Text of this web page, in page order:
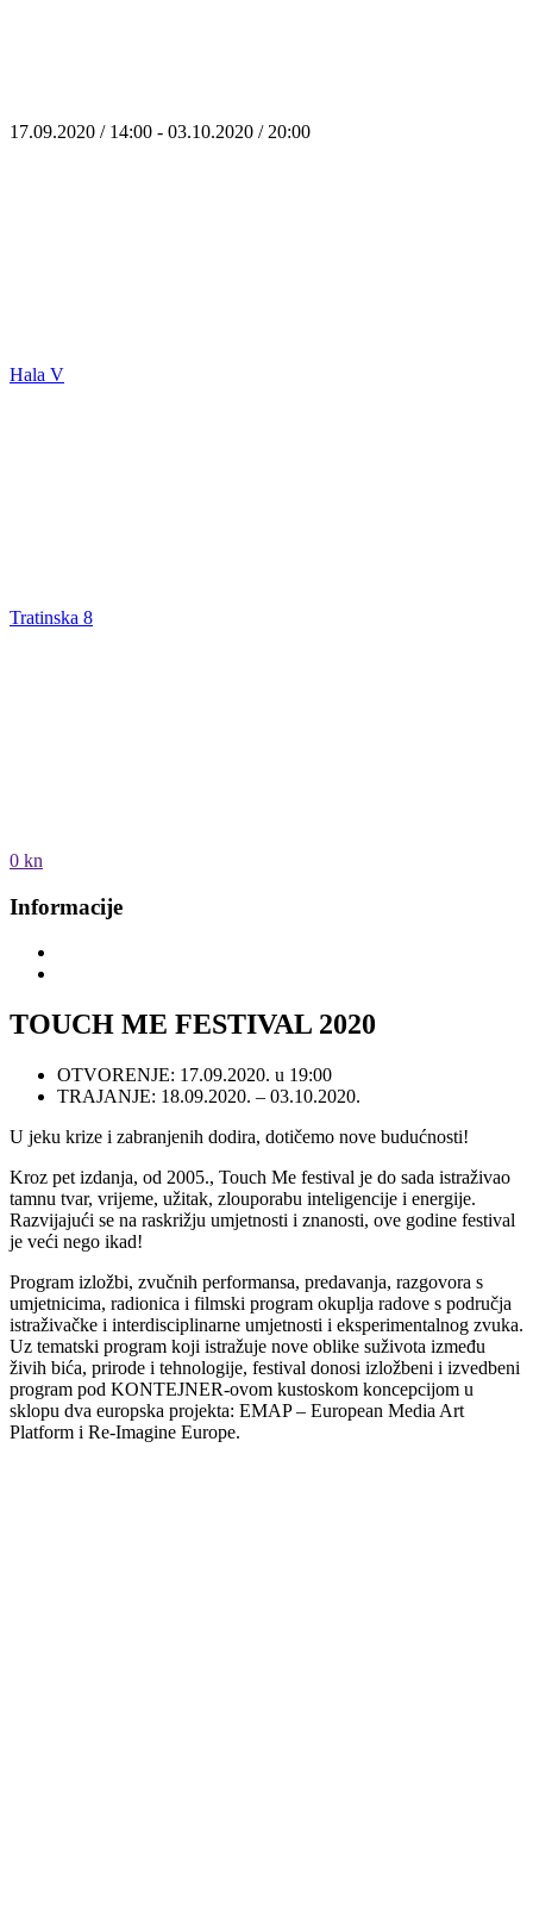
17.09.2020 / 14:00 - 03.10.2020 / 20:00
Hala V
Tratinska 8
0 kn
Informacije
TOUCH ME FESTIVAL 2020
OTVORENJE: 17.09.2020. u 19:00
TRAJANJE: 18.09.2020. – 03.10.2020.
U jeku krize i zabranjenih dodira, dotičemo nove budućnosti!
Kroz pet izdanja, od 2005., Touch Me festival je do sada istraživao
tamnu tvar, vrijeme, užitak, zlouporabu inteligencije i energije.
Razvijajući se na raskrižju umjetnosti i znanosti, ove godine festival
je veći nego ikad!
Program izložbi, zvučnih performansa, predavanja, razgovora s
umjetnicima, radionica i filmski program okuplja radove s područja
istraživačke i interdisciplinarne umjetnosti i eksperimentalnog zvuka.
Uz tematski program koji istražuje nove oblike suživota između
živih bića, prirode i tehnologije, festival donosi izložbeni i izvedbeni
program pod KONTEJNER-ovom kustoskom koncepcijom u
sklopu dva europska projekta: EMAP – European Media Art
Platform i Re-Imagine Europe.